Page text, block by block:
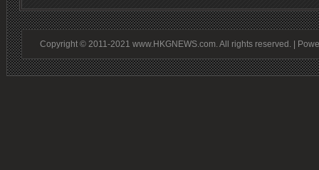
Copyright © 2011-2021 www.HKGNEWS.com. All rights reserved. |